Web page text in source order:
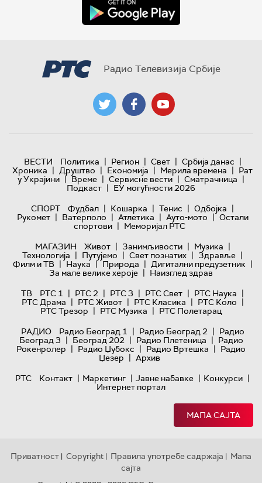
Радио Телевизија Србије
ВЕСТИ Политика | Регион | Свет | Србија данас |
Хроника | Друштво | Економија | Мерила времена | Рат
у Украјини | Време | Сервисне вести | Сматрачница |
Подкаст | ЕУ могућности 2026
СПОРТ
Фудбал | Кошарка | Тенис | Одбојка |
Рукомет | Ватерполо | Атлетика | Ауто-мото | Остали
спортови | Меморијал РТС
МАГАЗИН
Живот | Занимљивости | Музика |
Технологијa | Путујемо | Свет познатих | Здравље |
Филм и ТВ | Наука | Природа | Дигитални предузетник |
За мале велике хероје | Наизглед здрав
ТВ
РТС 1 | РТС 2 | РТС 3 | РТС Свет | РТС Наука |
РТС Драма | РТС Живот | РТС Класика | РТС Коло |
РТС Трезор | РТС Музика | РТС Полетарац
РАДИО
Радио Београд 1 | Радио Београд 2 | Радио
Београд 3 | Београд 202 | Радио Плетеница | Радио
Рокенролер | Радио Џубокс | Радио Вртешка | Радио
Џезер | Архив
РТС
Контакт | Маркетинг | Јавне набавке | Конкурси |
Интернет портал
МАПА САЈТА
Приватност | Copyright | Правила употребе садржаја | Мапа
сајта